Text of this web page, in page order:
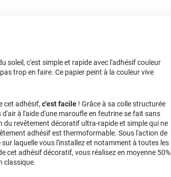
soleil, c'est simple et rapide avec l'adhésif couleur
trop en faire. Ce papier peint à la couleur vive
cet adhésif, c'est facile ! Grâce à sa colle structurée
à l'aide d'une maroufle en feutrine se fait sans
revêtement décoratif ultra-rapide et simple qui ne
adhésif est thermoformable. Sous l'action de
laquelle vous l'installez et notamment à toutes les
cet adhésif décoratif, vous réalisez en moyenne 50%
classique.